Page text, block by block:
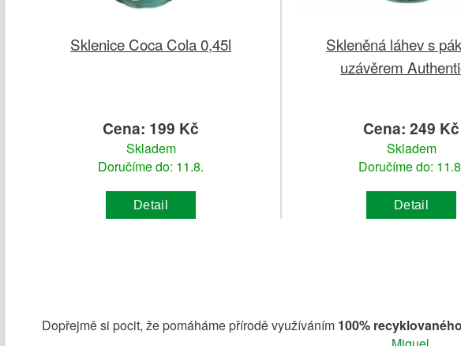
Sklenice Coca Cola 0,45l
Cena: 199 Kč
Skladem
Doručíme do: 11.8.
Detail
Skleněná láhev s
uzávěrem
Cena: 249 Kč
Skladem
Doručíme do:
Detail
Dopřejmě si pocit, že pomáháme přírodě využíváním 100%